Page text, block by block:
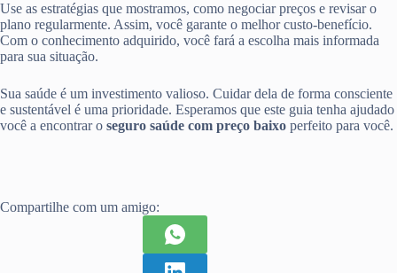
Use as estratégias que mostramos, como negociar preços e revisar o
plano regularmente. Assim, você garante o melhor custo-benefício.
Com o conhecimento adquirido, você fará a escolha mais informada
para sua situação.
Sua saúde é um investimento valioso. Cuidar dela de forma consciente
e sustentável é uma prioridade. Esperamos que este guia tenha ajudado
você a encontrar o seguro saúde com preço baixo perfeito para você.
Compartilhe com um amigo: